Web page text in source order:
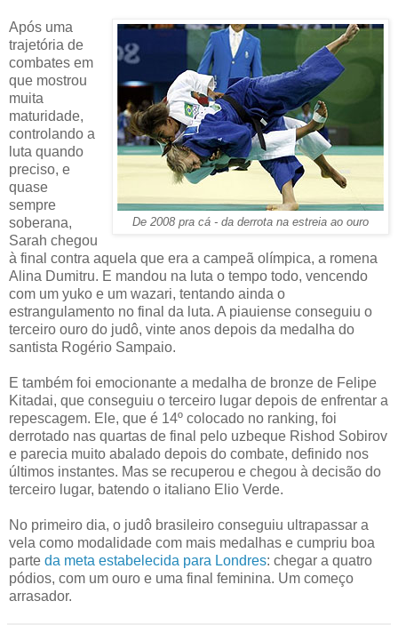
De 2008 pra cá - da derrota na estreia ao ouro
Após uma
trajetória de
combates em
que mostrou
muita
maturidade,
controlando a
luta quando
preciso, e
quase
sempre
soberana,
Sarah chegou
à final contra aquela que era a campeã olímpica, a romena
Alina Dumitru. E mandou na luta o tempo todo, vencendo
com um yuko e um wazari, tentando ainda o
estrangulamento no final da luta. A piauiense conseguiu o
terceiro ouro do judô, vinte anos depois da medalha do
santista Rogério Sampaio.
E também foi emocionante a medalha de bronze de Felipe
Kitadai, que conseguiu o terceiro lugar depois de enfrentar a
repescagem. Ele, que é 14º colocado no ranking, foi
derrotado nas quartas de final pelo uzbeque Rishod Sobirov
e parecia muito abalado depois do combate, definido nos
últimos instantes. Mas se recuperou e chegou à decisão do
terceiro lugar, batendo o italiano Elio Verde.
No primeiro dia, o judô brasileiro conseguiu ultrapassar a
vela como modalidade com mais medalhas e cumpriu boa
parte da meta estabelecida para Londres: chegar a quatro
pódios, com um ouro e uma final feminina. Um começo
arrasador.